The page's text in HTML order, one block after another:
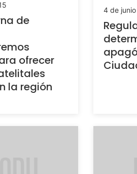
de
ofrecer
la región
4 de